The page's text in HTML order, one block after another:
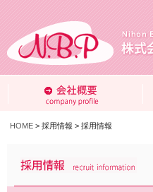
HOME > 採用情報 > 採用情報